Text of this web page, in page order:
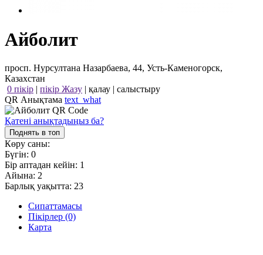
Айболит
просп. Нурсултана Назарбаева, 44, Усть-Каменогорск,
Казахстан
0 пікір | пікір Жазу | қалау | салыстыру
QR Анықтама text_what
Қатені анықтадыңыз ба?
Поднять в топ
Көру саны:
Бүгін: 0
Бір аптадан кейін: 1
Айына: 2
Барлық уақытта: 23
Сипаттамасы
Пікірлер (0)
Карта